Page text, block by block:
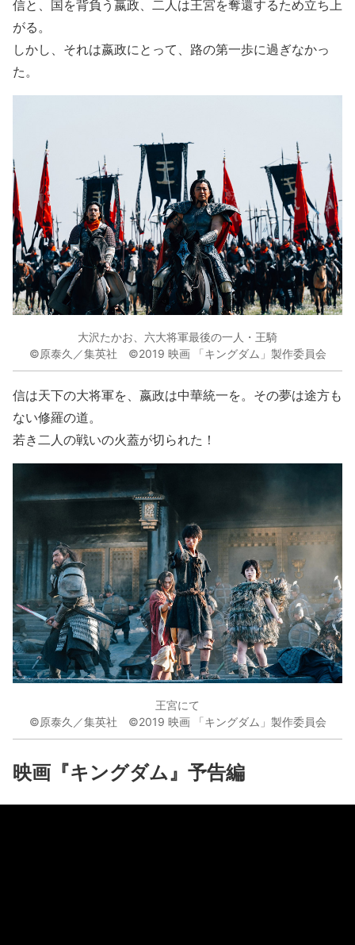
信と、国を背負う嬴政、二人は王宮を奪還するため立ち上
がる。
しかし、それは嬴政にとって、路の第一歩に過ぎなかっ
た。
大沢たかお、六大将軍最後の一人・王騎
©原泰久／集英社 ©2019 映画 「キングダム」製作委員会
信は天下の大将軍を、嬴政は中華統一を。その夢は途方も
ない修羅の道。
若き二人の戦いの火蓋が切られた！
王宮にて
©原泰久／集英社 ©2019 映画 「キングダム」製作委員会
映画『キングダム』予告編